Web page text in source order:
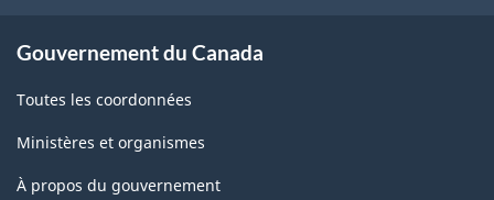
Gouvernement du Canada
Toutes les coordonnées
Ministères et organismes
À propos du gouvernement